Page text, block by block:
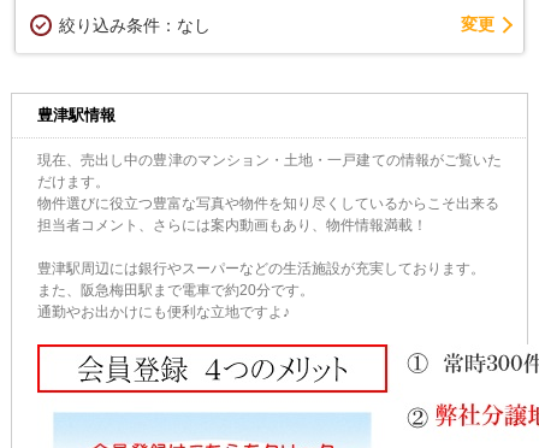
絞り込み条件： なし 変更
豊津駅情報
現在、売出し中の豊津のマンション・土地・一戸建ての情報がご覧いた
だけます。
物件選びに役立つ豊富な写真や物件を知り尽くしているからこそ出来る
担当者コメント、さらには案内動画もあり、物件情報満載！
豊津駅周辺には銀行やスーパーなどの生活施設が充実しております。
また、阪急梅田駅まで電車で約20分です。
通勤やお出かけにも便利な立地ですよ♪